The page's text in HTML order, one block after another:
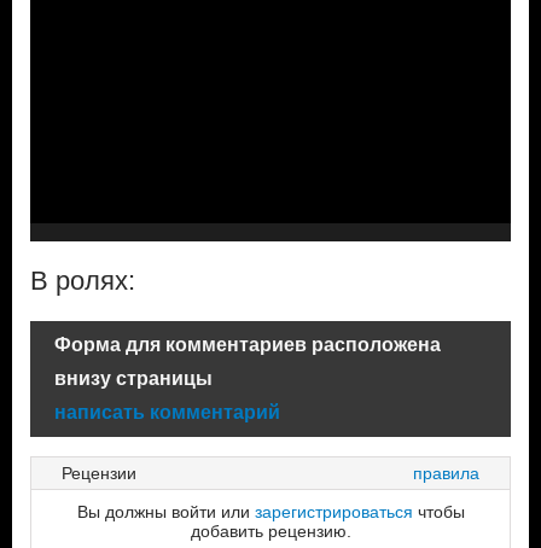
В ролях:
Форма для комментариев расположена
внизу страницы
написать комментарий
Рецензии
правила
Вы должны войти или зарегистрироваться чтобы
добавить рецензию.